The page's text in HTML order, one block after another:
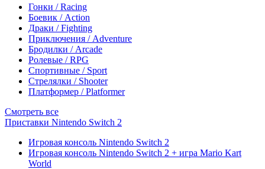
Гонки / Racing
Боевик / Action
Драки / Fighting
Приключения / Adventure
Бродилки / Arcade
Ролевые / RPG
Спортивные / Sport
Стрелялки / Shooter
Платформер / Platformer
Смотреть все
Приставки Nintendo Switch 2
Игровая консоль Nintendo Switch 2
Игровая консоль Nintendo Switch 2 + игра Mario Kart
World